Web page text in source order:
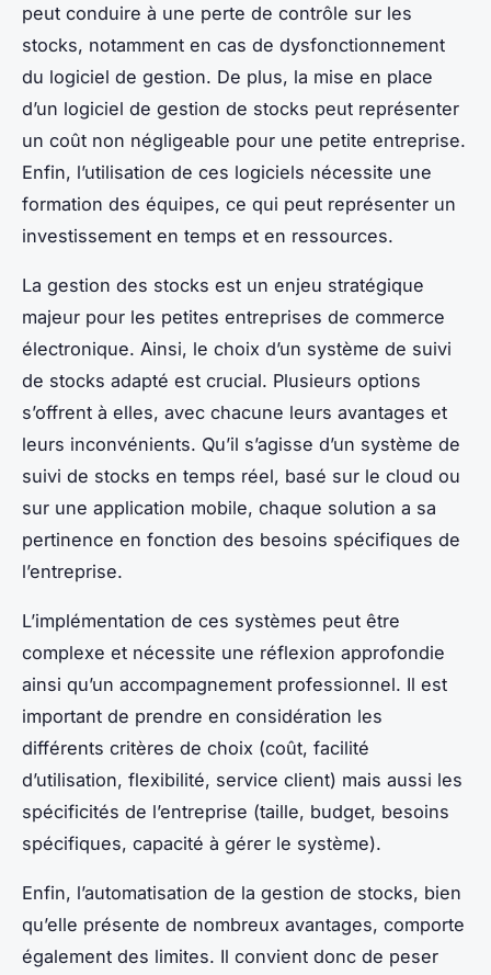
peut conduire à une perte de contrôle sur les
stocks, notamment en cas de dysfonctionnement
du logiciel de gestion. De plus, la mise en place
d’un logiciel de gestion de stocks peut représenter
un coût non négligeable pour une petite entreprise.
Enfin, l’utilisation de ces logiciels nécessite une
formation des équipes, ce qui peut représenter un
investissement en temps et en ressources.
La gestion des stocks est un enjeu stratégique
majeur pour les petites entreprises de commerce
électronique. Ainsi, le choix d’un système de suivi
de stocks adapté est crucial. Plusieurs options
s’offrent à elles, avec chacune leurs avantages et
leurs inconvénients. Qu’il s’agisse d’un système de
suivi de stocks en temps réel, basé sur le cloud ou
sur une application mobile, chaque solution a sa
pertinence en fonction des besoins spécifiques de
l’entreprise.
L’implémentation de ces systèmes peut être
complexe et nécessite une réflexion approfondie
ainsi qu’un accompagnement professionnel. Il est
important de prendre en considération les
différents critères de choix (coût, facilité
d’utilisation, flexibilité, service client) mais aussi les
spécificités de l’entreprise (taille, budget, besoins
spécifiques, capacité à gérer le système).
Enfin, l’automatisation de la gestion de stocks, bien
qu’elle présente de nombreux avantages, comporte
également des limites. Il convient donc de peser